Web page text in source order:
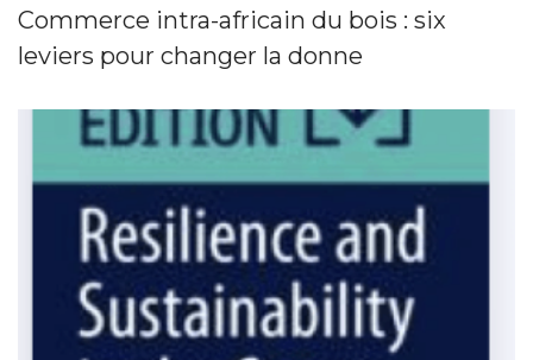
Commerce intra-africain du bois : six
leviers pour changer la donne